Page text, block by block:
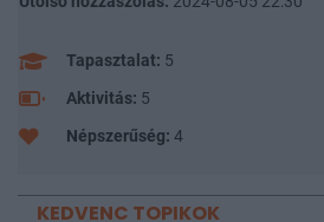
Tapasztalat: 5
Aktivitás: 5
Népszerűség: 4
KEDVENC TOPIKOK